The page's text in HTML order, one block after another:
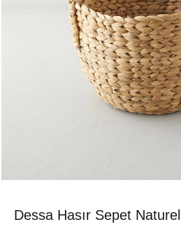
Dessa Hasır Sepet Naturel